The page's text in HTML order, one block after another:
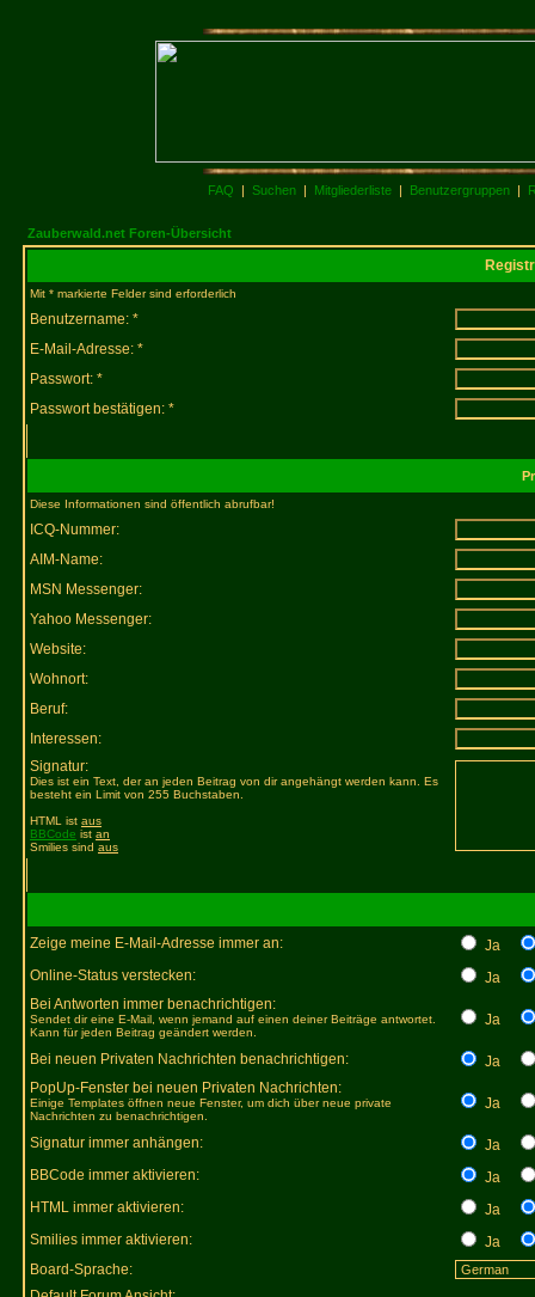
FAQ | Suchen | Mitgliederliste | Benutzergruppen |
Zauberwald.net Foren-Übersicht
Mit * markierte Felder sind erforderlich
Benutzername: *
E-Mail-Adresse: *
Passwort: *
Passwort bestätigen: *
Diese Informationen sind öffentlich abrufbar!
ICQ-Nummer:
AIM-Name:
MSN Messenger:
Yahoo Messenger:
Website:
Wohnort:
Beruf:
Interessen:
Signatur:
Dies ist ein Text, der an jeden Beitrag von dir angehängt werden kann. Es
besteht ein Limit von 255 Buchstaben.
HTML ist aus
BBCode ist an
Smilies sind aus
Zeige meine E-Mail-Adresse immer an:
Ja
Online-Status verstecken:
Ja
Bei Antworten immer benachrichtigen:
Sendet dir eine E-Mail, wenn jemand auf einen deiner Beiträge antwortet.
Kann für jeden Beitrag geändert werden.
Ja
Bei neuen Privaten Nachrichten benachrichtigen:
Ja
PopUp-Fenster bei neuen Privaten Nachrichten:
Einige Templates öffnen neue Fenster, um dich über neue private
Nachrichten zu benachrichtigen.
Ja
Signatur immer anhängen:
Ja
BBCode immer aktivieren:
Ja
HTML immer aktivieren:
Ja
Smilies immer aktivieren:
Ja
Board-Sprache: